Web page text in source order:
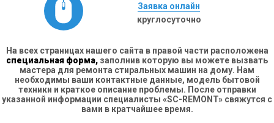
Заявка онлайн
круглосуточно
На всех страницах нашего сайта в правой части расположена
специальная форма, заполнив которую вы можете вызвать
мастера для ремонта стиральных машин на дому. Нам
необходимы ваши контактные данные, модель бытовой
техники и краткое описание проблемы. После отправки
указанной информации специалисты «SC-REMONT» свяжутся с
вами в кратчайшее время.